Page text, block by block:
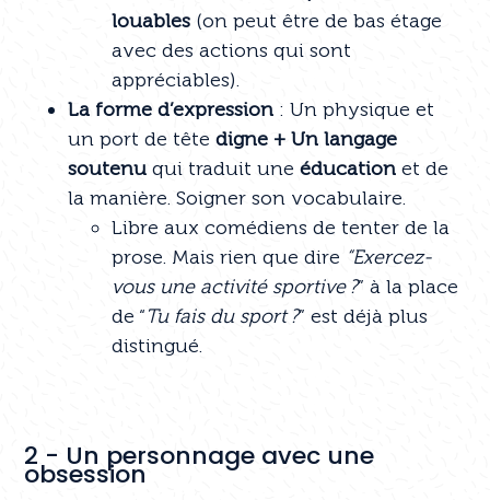
louables (on peut être de bas étage
avec des actions qui sont
appréciables).
La forme d’expression : Un physique et
un port de têtedigne + Un langage
soutenu qui traduit uneéducation et de
la manière. Soigner son vocabulaire.
Libre aux comédiens de tenter de la
prose. Mais rien que dire “Exercez-
vous une activité sportive ?” à la place
de “Tu fais du sport ?” est déjà plus
distingué.
2 - Un personnage avec une
obsession